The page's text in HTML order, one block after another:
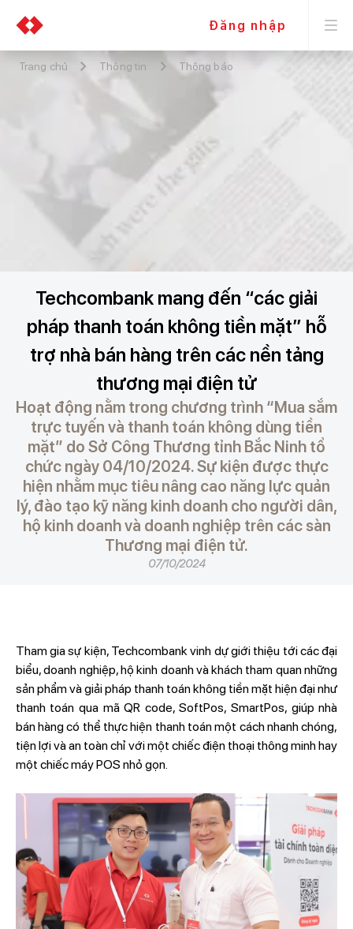
Đăng nhập
Trang chủ Thông tin Thông báo
Techcombank mang đến “các giải
pháp thanh toán không tiền mặt” hỗ
trợ nhà bán hàng trên các nền tảng
thương mại điện tử
Hoạt động nằm trong chương trình “Mua sắm
trực tuyến và thanh toán không dùng tiền
mặt” do Sở Công Thương tỉnh Bắc Ninh tổ
chức ngày 04/10/2024. Sự kiện được thực
hiện nhằm mục tiêu nâng cao năng lực quản
lý, đào tạo kỹ năng kinh doanh cho người dân,
hộ kinh doanh và doanh nghiệp trên các sàn
Thương mại điện tử.
07/10/2024
Tham gia sự kiện, Techcombank vinh dự giới thiệu tới các đại
biểu, doanh nghiệp, hộ kinh doanh và khách tham quan những
sản phẩm và giải pháp thanh toán không tiền mặt hiện đại như
thanh toán qua mã QR code, SoftPos, SmartPos, giúp nhà
bán hàng có thể thực hiện thanh toán một cách nhanh chóng,
tiện lợi và an toàn chỉ với một chiếc điện thoại thông minh hay
một chiếc máy POS nhỏ gọn.